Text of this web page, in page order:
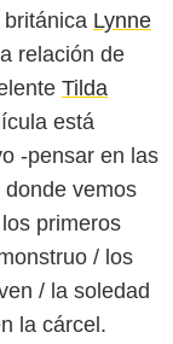
Lynne
relación de
Tilda
está
-pensar en las
donde vemos
primeros
/ los
/ la soledad
la cárcel.